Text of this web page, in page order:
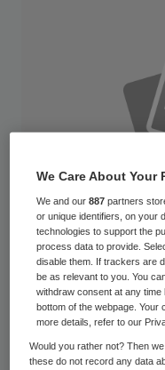
Het OLVG in
gediscrimineerd
werknemer
We Care About Your
We and our887 partners
or unique identifiers, on your
technologies to support the
process data to provide.
disable them. If trackers are
be as relevant to you. You
withdraw consent at any
bottom of the webpage. Your
more details, refer to our
Would you rather not? Then
these do not record any data